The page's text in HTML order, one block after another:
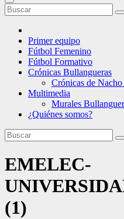
Primer equipo
Fútbol Femenino
Fútbol Formativo
Crónicas Bullangueras
Crónicas de
Multimedia
Murales
¿Quiénes somos?
EMELEC-
(1)